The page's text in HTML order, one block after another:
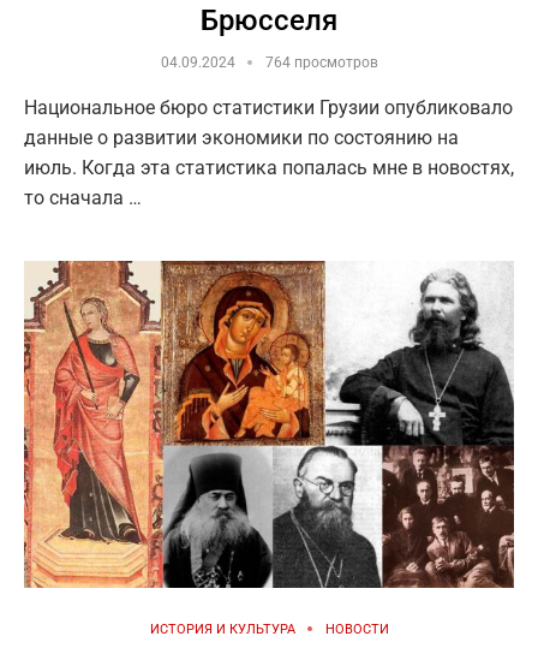
Брюсселя
04.09.2024 764 просмотров
Национальное бюро статистики Грузии опубликовало
данные о развитии экономики по состоянию на
июль. Когда эта статистика попалась мне в новостях,
то сначала …
ИСТОРИЯ И КУЛЬТУРА НОВОСТИ